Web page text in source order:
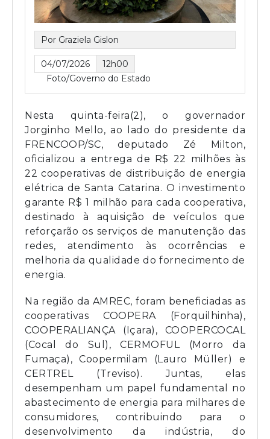
Por Graziela Gislon
04/07/2026
12h00
Foto/Governo do Estado
Nesta quinta-feira(2), o governador
Jorginho Mello, ao lado do presidente da
FRENCOOP/SC, deputado Zé Milton,
oficializou a entrega de R$ 22 milhões às
22 cooperativas de distribuição de energia
elétrica de Santa Catarina. O investimento
garante R$ 1 milhão para cada cooperativa,
destinado à aquisição de veículos que
reforçarão os serviços de manutenção das
redes, atendimento às ocorrências e
melhoria da qualidade do fornecimento de
energia.
Na região da AMREC, foram beneficiadas as
cooperativas COOPERA (Forquilhinha),
COOPERALIANÇA (Içara), COOPERCOCAL
(Cocal do Sul), CERMOFUL (Morro da
Fumaça), Coopermilam (Lauro Müller) e
CERTREL (Treviso). Juntas, elas
desempenham um papel fundamental no
abastecimento de energia para milhares de
consumidores, contribuindo para o
desenvolvimento da indústria, do